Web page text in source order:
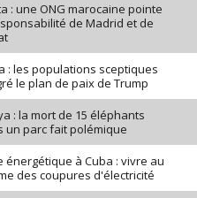
: une ONG marocaine pointe
de Madrid et de
: les populations sceptiques
le plan de paix de Trump
: la mort de 15 éléphants
un parc fait polémique
énergétique à Cuba : vivre au
des coupures d'électricité